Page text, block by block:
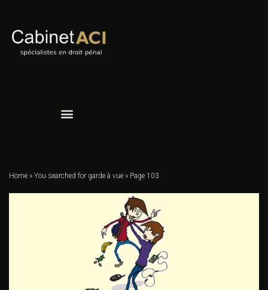
Home » You searched for garde à vue » Page 103